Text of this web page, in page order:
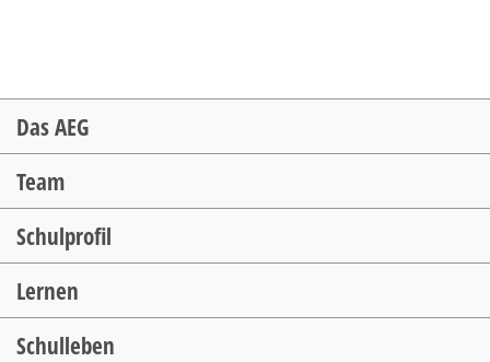
Navigation
überspringen
Das AEG
Team
Schulprofil
Lernen
Schulleben